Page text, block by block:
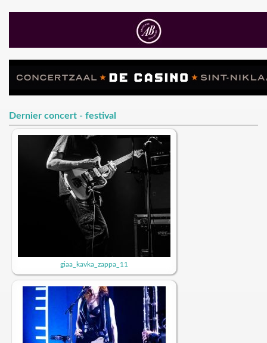
Dernier concert - festival
giaa_kavka_zappa_11